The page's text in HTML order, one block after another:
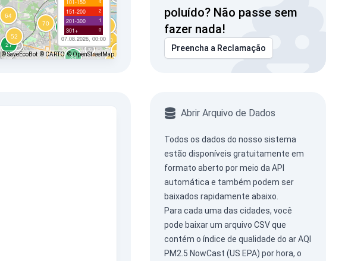
101-150
151-200 2
201-300 1
301+ 0
07.08.2026, 00:00
© SaveEcoBot © CARTO © OpenStreetMap
poluído? Não passe sem
fazer nada!
Preencha a Reclamação
Abrir Arquivo de Dados
Todos os dados do nosso sistema
estão disponíveis gratuitamente em
formato aberto por meio da API
automática e também podem ser
baixados rapidamente abaixo.
Para cada uma das cidades, você
pode baixar um arquivo CSV que
contém o índice de qualidade do ar AQI
PM2.5 NowCast (US EPA) por hora, o